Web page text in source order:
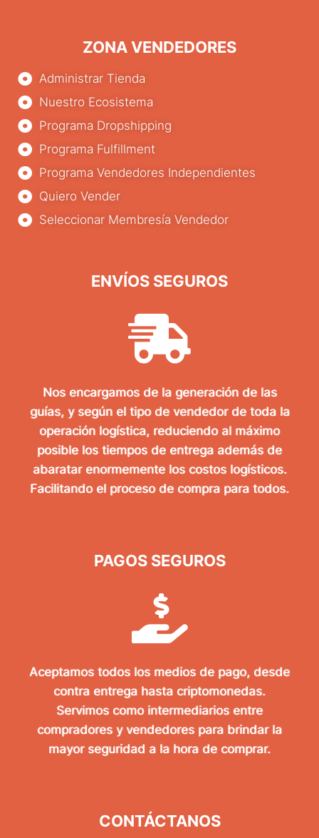
ZONA VENDEDORES
Administrar Tienda
Nuestro Ecosistema
Programa Dropshipping
Programa Fulfillment
Programa Vendedores Independientes
Quiero Vender
Seleccionar Membresía Vendedor
ENVÍOS SEGUROS
Nos encargamos de la generación de las
guías, y según el tipo de vendedor de toda la
operación logística, reduciendo al máximo
posible los tiempos de entrega además de
abaratar enormemente los costos logísticos.
Facilitando el proceso de compra para todos.
PAGOS SEGUROS
Aceptamos todos los medios de pago, desde
contra entrega hasta criptomonedas.
Servimos como intermediarios entre
compradores y vendedores para brindar la
mayor seguridad a la hora de comprar.
CONTÁCTANOS